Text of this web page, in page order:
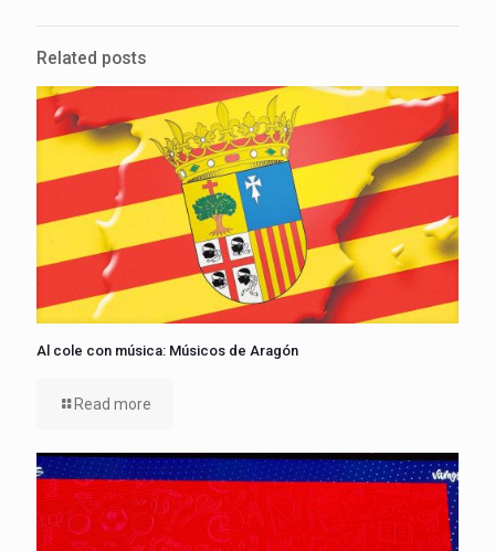
Related posts
Al cole con música: Músicos de Aragón
Read more